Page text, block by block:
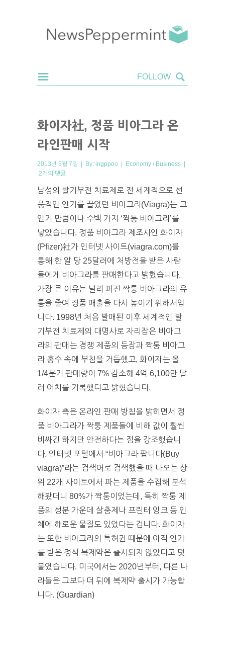
화이자社, 정품 비아그라 온
라인판매 시작
2013년 5월 7일 | By: ingppoo | Economy / Business |
2개의 댓글
남성의 발기부전 치료제로 전 세계적으로 선
풍적인 인기를 끌었던 비아그라(Viagra)는 그
인기 만큼이나 수백 가지 ‘짝퉁 비아그라’를
낳았습니다. 정품 비아그라 제조사인 화이자
(Pfizer)社가 인터넷 사이트(viagra.com)를
통해 한 알 당 25달러에 처방전을 받은 사람
들에게 비아그라를 판매한다고 밝혔습니다.
가장 큰 이유는 널리 퍼진 짝퉁 비아그라의 유
통을 줄여 정품 매출을 다시 높이기 위해서입
니다. 1998년 처음 발매된 이후 세계적인 발
기부전 치료제의 대명사로 자리잡은 비아그
라의 판매는 경쟁 제품의 등장과 짝퉁 비아그
라 홍수 속에 부침을 거듭했고, 화이자는 올
1/4분기 판매량이 7% 감소해 4억 6,100만 달
러 어치를 기록했다고 밝혔습니다.
화이자 측은 온라인 판매 방침을 밝히면서 정
품 비아그라가 짝퉁 제품들에 비해 값이 훨씬
비싸긴 하지만 안전하다는 점을 강조했습니
다. 인터넷 포털에서 “비아그라 팝니다(Buy
viagra)”라는 검색어로 검색했을 때 나오는 상
위 22개 사이트에서 파는 제품을 수집해 분석
해봤더니 80%가 짝퉁이었는데, 특히 짝퉁 제
품의 성분 가운데 살충제나 프린터 잉크 등 인
체에 해로운 물질도 있었다는 겁니다. 화이자
는 또한 비아그라의 특허권 때문에 아직 인가
를 받은 정식 복제약은 출시되지 않았다고 덧
붙였습니다. 미국에서는 2020년부터, 다른 나
라들은 그보다 더 뒤에 복제약 출시가 가능합
니다. (Guardian)